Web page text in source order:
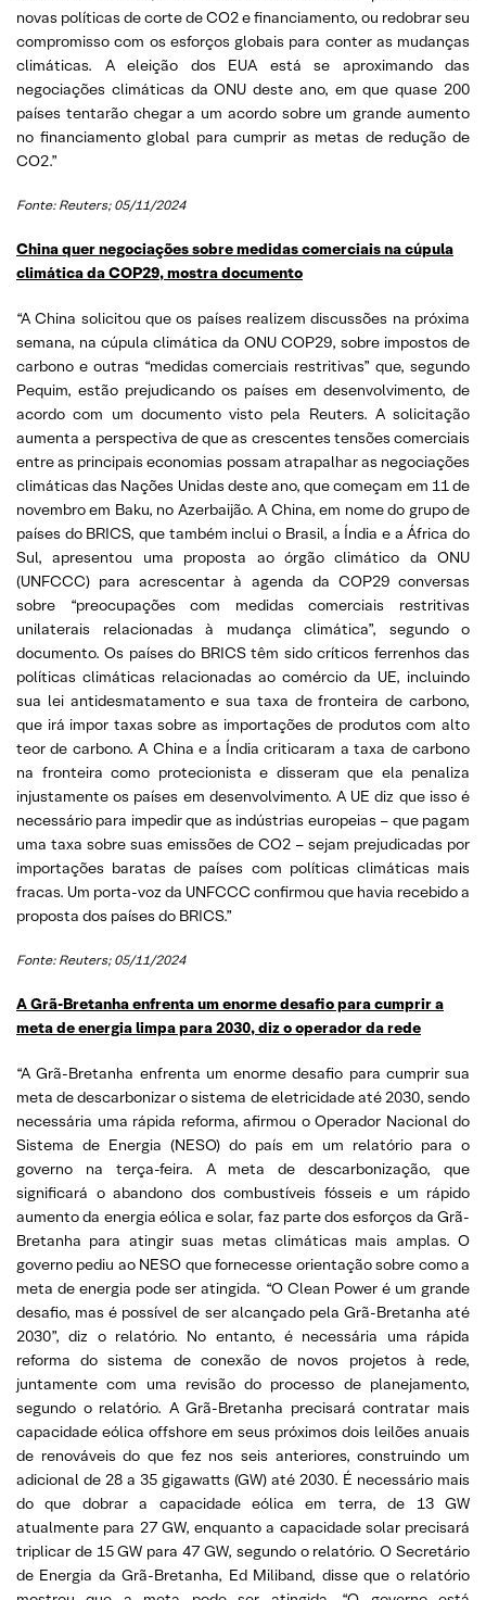
novas políticas de corte de CO2 e financiamento, ou redobrar seu
compromisso com os esforços globais para conter as mudanças
climáticas. A eleição dos EUA está se aproximando das
negociações climáticas da ONU deste ano, em que quase 200
países tentarão chegar a um acordo sobre um grande aumento
no financiamento global para cumprir as metas de redução de
CO2.”
Fonte: Reuters; 05/11/2024
China quer negociações sobre medidas comerciais na cúpula
climática da COP29, mostra documento
“A China solicitou que os países realizem discussões na próxima
semana, na cúpula climática da ONU COP29, sobre impostos de
carbono e outras “medidas comerciais restritivas” que, segundo
Pequim, estão prejudicando os países em desenvolvimento, de
acordo com um documento visto pela Reuters. A solicitação
aumenta a perspectiva de que as crescentes tensões comerciais
entre as principais economias possam atrapalhar as negociações
climáticas das Nações Unidas deste ano, que começam em 11 de
novembro em Baku, no Azerbaijão. A China, em nome do grupo de
países do BRICS, que também inclui o Brasil, a Índia e a África do
Sul, apresentou uma proposta ao órgão climático da ONU
(UNFCCC) para acrescentar à agenda da COP29 conversas
sobre “preocupações com medidas comerciais restritivas
unilaterais relacionadas à mudança climática”, segundo o
documento. Os países do BRICS têm sido críticos ferrenhos das
políticas climáticas relacionadas ao comércio da UE, incluindo
sua lei antidesmatamento e sua taxa de fronteira de carbono,
que irá impor taxas sobre as importações de produtos com alto
teor de carbono. A China e a Índia criticaram a taxa de carbono
na fronteira como protecionista e disseram que ela penaliza
injustamente os países em desenvolvimento. A UE diz que isso é
necessário para impedir que as indústrias europeias – que pagam
uma taxa sobre suas emissões de CO2 – sejam prejudicadas por
importações baratas de países com políticas climáticas mais
fracas. Um porta-voz da UNFCCC confirmou que havia recebido a
proposta dos países do BRICS.”
Fonte: Reuters; 05/11/2024
A Grã-Bretanha enfrenta um enorme desafio para cumprir a
meta de energia limpa para 2030, diz o operador da rede
“A Grã-Bretanha enfrenta um enorme desafio para cumprir sua
meta de descarbonizar o sistema de eletricidade até 2030, sendo
necessária uma rápida reforma, afirmou o Operador Nacional do
Sistema de Energia (NESO) do país em um relatório para o
governo na terça-feira. A meta de descarbonização, que
significará o abandono dos combustíveis fósseis e um rápido
aumento da energia eólica e solar, faz parte dos esforços da Grã-
Bretanha para atingir suas metas climáticas mais amplas. O
governo pediu ao NESO que fornecesse orientação sobre como a
meta de energia pode ser atingida. “O Clean Power é um grande
desafio, mas é possível de ser alcançado pela Grã-Bretanha até
2030”, diz o relatório. No entanto, é necessária uma rápida
reforma do sistema de conexão de novos projetos à rede,
juntamente com uma revisão do processo de planejamento,
segundo o relatório. A Grã-Bretanha precisará contratar mais
capacidade eólica offshore em seus próximos dois leilões anuais
de renováveis do que fez nos seis anteriores, construindo um
adicional de 28 a 35 gigawatts (GW) até 2030. É necessário mais
do que dobrar a capacidade eólica em terra, de 13 GW
atualmente para 27 GW, enquanto a capacidade solar precisará
triplicar de 15 GW para 47 GW, segundo o relatório. O Secretário
de Energia da Grã-Bretanha, Ed Miliband, disse que o relatório